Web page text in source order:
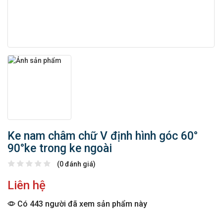
Ke nam châm chữ V định hình góc 60°
90°ke trong ke ngoài
(0 đánh giá)
Liên hệ
Có 443 người đã xem sản phẩm này